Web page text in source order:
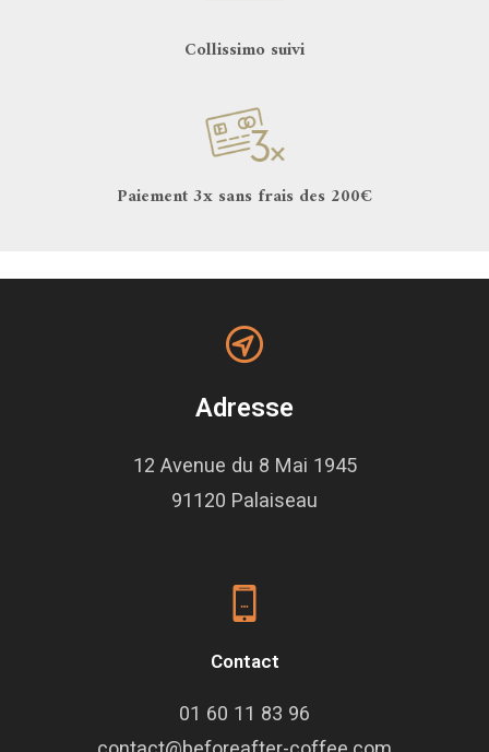
Collissimo suivi
Paiement 3x sans frais des 200€
Adresse
12 Avenue du 8 Mai 1945
91120 Palaiseau
Contact
01 60 11 83 96